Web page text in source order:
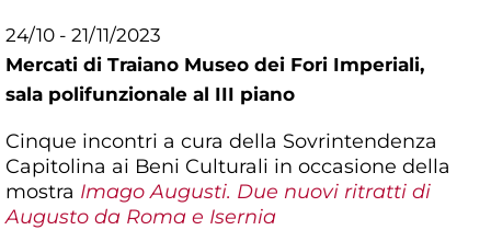
24/10 - 21/11/2023
Mercati di Traiano Museo dei Fori Imperiali,
sala polifunzionale al III piano
Cinque incontri a cura della Sovrintendenza
Capitolina ai Beni Culturali in occasione della
mostra Imago Augusti. Due nuovi ritratti di
Augusto da Roma e Isernia